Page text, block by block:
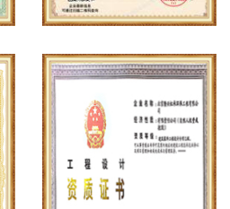
建筑企业资质案例